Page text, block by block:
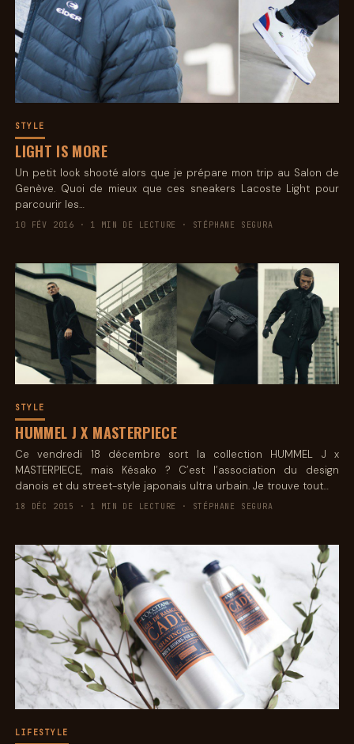
STYLE
LIGHT IS MORE
Un petit look shooté alors que je prépare mon trip au Salon de
Genève. Quoi de mieux que ces sneakers Lacoste Light pour
parcourir les…
10 FÉV 2016 · 1 MIN DE LECTURE · STÉPHANE SEGURA
STYLE
HUMMEL J X MASTERPIECE
Ce vendredi 18 décembre sort la collection HUMMEL J x
MASTERPIECE, mais Késako ? C’est l’association du design
danois et du street-style japonais ultra urbain. Je trouve tout…
18 DÉC 2015 · 1 MIN DE LECTURE · STÉPHANE SEGURA
LIFESTYLE